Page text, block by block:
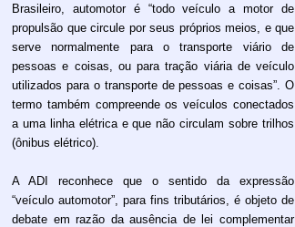
Brasileiro, automotor é “todo veículo a motor de
propulsão que circule por seus próprios meios, e que
serve normalmente para o transporte viário de
pessoas e coisas, ou para tração viária de veículo
utilizados para o transporte de pessoas e coisas”. O
termo também compreende os veículos conectados
a uma linha elétrica e que não circulam sobre trilhos
(ônibus elétrico).
A ADI reconhece que o sentido da expressão
“veículo automotor”, para fins tributários, é objeto de
debate em razão da ausência de lei complementar